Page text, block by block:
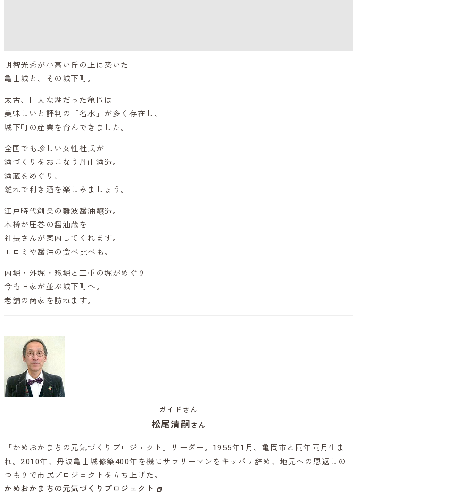
明智光秀が小高い丘の上に築いた
亀山城と、その城下町。
太古、巨大な湖だった亀岡は
美味しいと評判の「名水」が多く存在し、
城下町の産業を育んできました。
全国でも珍しい女性杜氏が
酒づくりをおこなう丹山酒造。
酒蔵をめぐり、
離れで利き酒を楽しみましょう。
江戸時代創業の難波醤油醸造。
木樽が圧巻の醤油蔵を
社長さんが案内してくれます。
モロミや醤油の食べ比べも。
内堀・外堀・惣堀と三重の堀がめぐり
今も旧家が並ぶ城下町へ。
老舗の商家を訪ねます。
ガイドさん
松尾清嗣 さん
「かめおかまちの元気づくりプロジェクト」リーダー。1955年1月、亀岡市と同年同月生ま
れ。2010年、丹波亀山城修築400年を機にサラリーマンをキッパリ辞め、地元への恩返しの
つもりで市民プロジェクトを立ち上げた。
かめおかまちの元気づくりプロジェクト